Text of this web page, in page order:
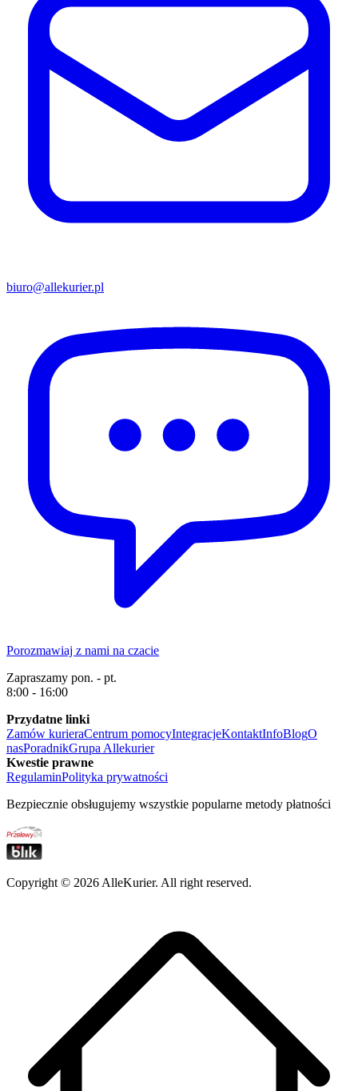
biuro@allekurier.pl
Porozmawiaj z nami na czacie
Zapraszamy pon. - pt.
8:00 - 16:00
Przydatne linki
Zamów kurieraCentrum pomocyIntegracjeKontaktInfoBlogO
nasPoradnikGrupa Allekurier
Kwestie prawne
RegulaminPolityka prywatności
Bezpiecznie obsługujemy wszystkie popularne metody płatności
Copyright © 2026 AlleKurier. All right reserved.